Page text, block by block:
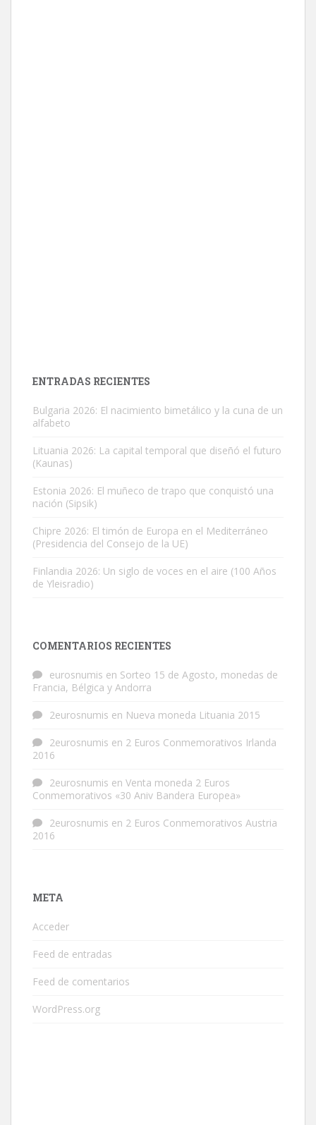
ENTRADAS RECIENTES
Bulgaria 2026: El nacimiento bimetálico y la cuna de un
alfabeto
Lituania 2026: La capital temporal que diseñó el futuro
(Kaunas)
Estonia 2026: El muñeco de trapo que conquistó una
nación (Sipsik)
Chipre 2026: El timón de Europa en el Mediterráneo
(Presidencia del Consejo de la UE)
Finlandia 2026: Un siglo de voces en el aire (100 Años
de Yleisradio)
COMENTARIOS RECIENTES
eurosnumis en Sorteo 15 de Agosto, monedas de
Francia, Bélgica y Andorra
2eurosnumis en Nueva moneda Lituania 2015
2eurosnumis en 2 Euros Conmemorativos Irlanda
2016
2eurosnumis en Venta moneda 2 Euros
Conmemorativos «30 Aniv Bandera Europea»
2eurosnumis en 2 Euros Conmemorativos Austria
2016
META
Acceder
Feed de entradas
Feed de comentarios
WordPress.org